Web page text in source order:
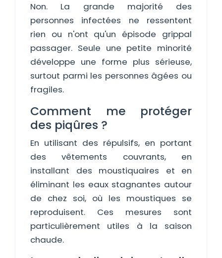
Non. La grande majorité des
personnes infectées ne ressentent
rien ou n'ont qu'un épisode grippal
passager. Seule une petite minorité
développe une forme plus sérieuse,
surtout parmi les personnes âgées ou
fragiles.
Comment me protéger
des piqûres ?
En utilisant des répulsifs, en portant
des vêtements couvrants, en
installant des moustiquaires et en
éliminant les eaux stagnantes autour
de chez soi, où les moustiques se
reproduisent. Ces mesures sont
particulièrement utiles à la saison
chaude.